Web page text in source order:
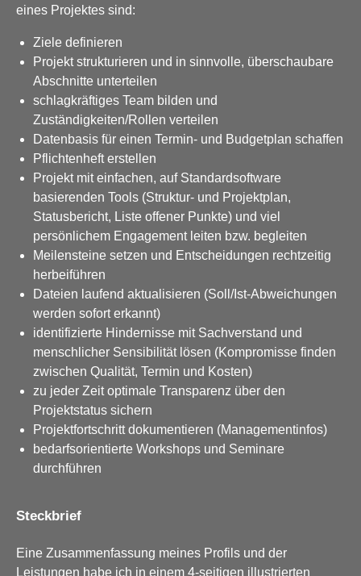
eines Projektes sind:
Ziele definieren
Projekt strukturieren und in sinnvolle, überschaubare
Abschnitte unterteilen
schlagkräftiges Team bilden und
Zuständigkeiten/Rollen verteilen
Datenbasis für einen Termin- und Budgetplan schaffen
Pflichtenheft erstellen
Projekt mit einfachen, auf Standardsoftware
basierenden Tools (Struktur- und Projektplan,
Statusbericht, Liste offener Punkte) und viel
persönlichem Engagement leiten bzw. begleiten
Meilensteine setzen und Entscheidungen rechtzeitig
herbeiführen
Dateien laufend aktualisieren (Soll/Ist-Abweichungen
werden sofort erkannt)
identifizierte Hindernisse mit Sachverstand und
menschlicher Sensibilität lösen (Kompromisse finden
zwischen Qualität, Termin und Kosten)
zu jeder Zeit optimale Transparenz über den
Projektstatus sichern
Projektfortschritt dokumentieren (Managementinfos)
bedarfsorientierte Workshops und Seminare
durchführen
Steckbrief
Eine Zusammenfassung meines Profils und der
Leistungen habe ich in einem 4-seitigen illustrierten